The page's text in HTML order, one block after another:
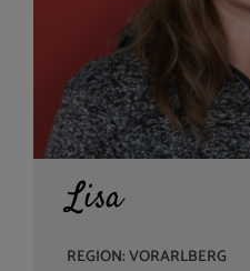
Lisa
REGION: VORARLBERG